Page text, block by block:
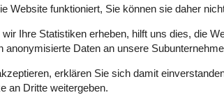
Läufe oder Mountainbiking. Der Bahnhof
aus kannst du auch nach Kopenhagen
das beeindruckende Schloss
Urlaub voller Erlebnisse und
Website funktioniert, Sie können sie daher
Ihre Statistiken erheben, hilft uns dies, die
Daten an unsere
erklären Sie sich damit
an Dritte weitergeben.